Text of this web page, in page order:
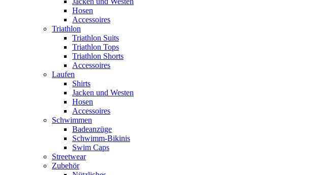
Hosen
Accessoires
Triathlon
Triathlon Suits
Triathlon Tops
Triathlon Shorts
Accessoires
Laufen
Shirts
Jacken und Westen
Hosen
Accessoires
Schwimmen
Badeanzüge
Schwimm-Bikinis
Swim Caps
Streetwear
Zubehör